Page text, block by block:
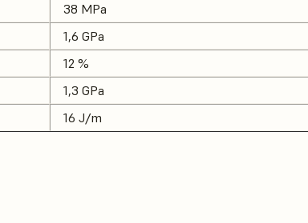
38 MPa
1,6 GPa
12 %
1,3 GPa
16 J/m